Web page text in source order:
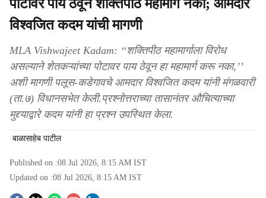
पोटावर पाय ठेवून शक्तिपीठ महामार्ग नको; आमदार
विश्वजित कदम यांची मागणी
MLA Vishwajeet Kadam: ‘‘शक्तिपीठ महामार्गाला विरोध
असल्याने शेतकऱ्यांच्या पोटावर पाय ठेवून हा महामार्ग करू नका,’’
अशी मागणी पलूस-कडेगावचे आमदार विश्वजित कदम यांनी मंगळवारी
(ता.७) विधानसभेत केली.प्रश्नोत्तराच्या तासानंतर औचित्याच्या
मुद्द्याद्वारे कदम यांनी हा प्रश्न उपस्थित केला.
बाळासाहेब पाटील
Published on :08 Jul 2026, 8:15 AM IST
Updated on :08 Jul 2026, 8:15 AM IST